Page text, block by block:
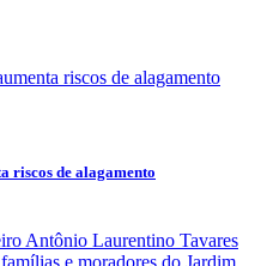
riscos de alagamento